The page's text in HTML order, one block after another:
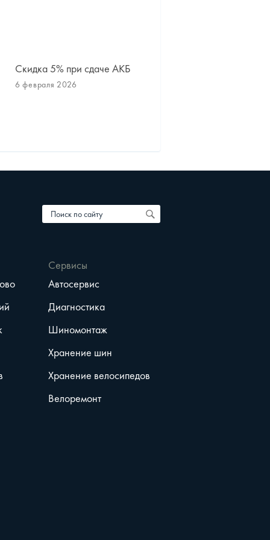
Скидка 5% при сдаче АКБ
6 февраля 2026
Сервисы
Автосервис
Диагностика
Шиномонтаж
Хранение шин
Хранение велосипедов
Велоремонт